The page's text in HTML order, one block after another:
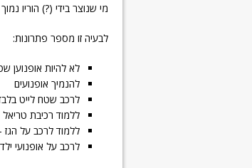
מי שנוצר בידי (?) הוריו
לבעיה זו מספר פתרונות:
לא להיות אופנוען
להנמיך אופנועים
לרכב שטח לייט
ללמוד רכיבת טריאל
ללמוד לרכב על הגז
לרכב על אופנועי ילדים (למשל –